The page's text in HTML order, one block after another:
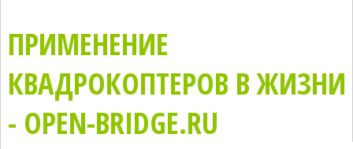
ПРИМЕНЕНИЕ
КВАДРОКОПТЕРОВ В ЖИЗНИ
- OPEN-BRIDGE.RU